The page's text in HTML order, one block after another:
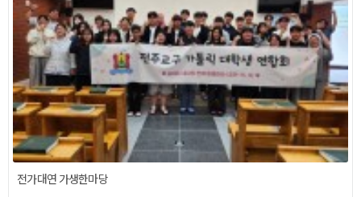
전가대연 가생한마당